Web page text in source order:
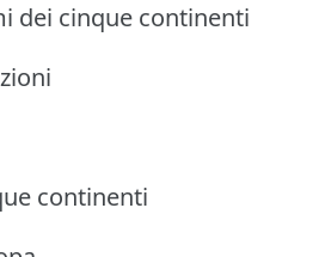
dei cinque continenti
continenti